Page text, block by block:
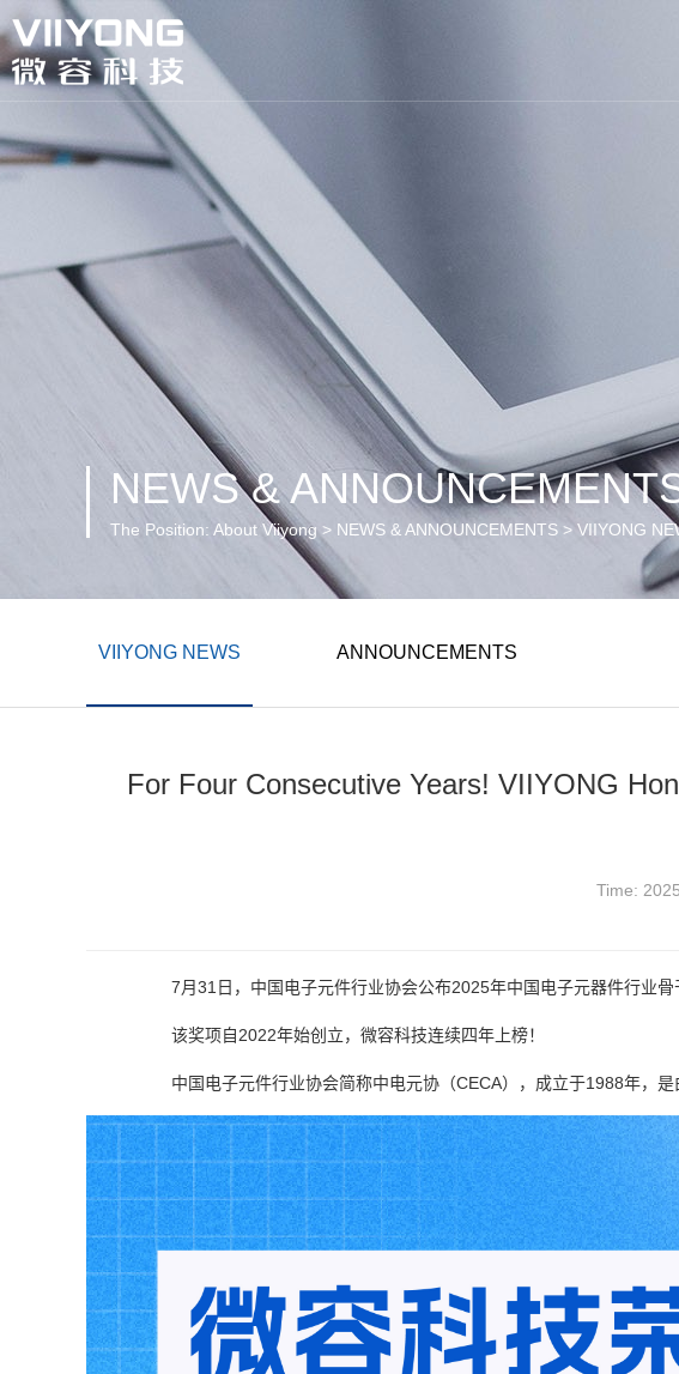
NEWS &
The Position: About Viiyong > NEWS & ANNOUNCEMENTS > VIIYONG
VIIYONG NEWS ANNOUNCEMENTS
For Four Consecutive Years! VIIYONG
Time:
7月31日，中国电子元件行业协会公布2025年中国电子元器件行业骨
该奖项自2022年始创立，微容科技连续四年上榜！
中国电子元件行业协会简称中电元协（CECA），成立于1988年，